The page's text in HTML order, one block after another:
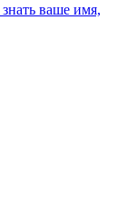
ваше имя,